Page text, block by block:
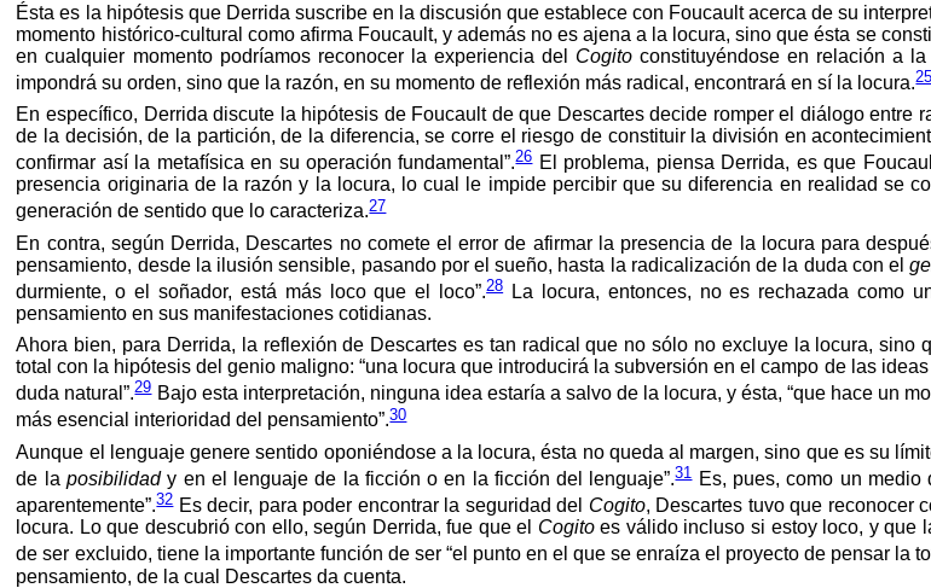
Ésta es la hipótesis que Derrida suscribe en la discusión que establece con Foucault acerca de su
momento histórico-cultural como afirma Foucault, y además no es ajena a la locura, sino que ésta se
en cualquier momento podríamos reconocer la experiencia del Cogitoconstituyéndose en relación a la
impondrá su orden, sino que la razón, en su momento de reflexión más radical, encontrará en sí la locura.25
En específico, Derrida discute la hipótesis de Foucault de que Descartes decide romper el diálogo entre
de la decisión, de la partición, de la diferencia, se corre el riesgo de constituir la división en
confirmar así la metafísica en su operación fundamental”.26El problema, piensa Derrida, es que
presencia originaria de la razón y la locura, lo cual le impide percibir que su diferencia en realidad se
generación de sentido que lo caracteriza.27
En contra, según Derrida, Descartes no comete el error de afirmar la presencia de la locura para
pensamiento, desde la ilusión sensible, pasando por el sueño, hasta la radicalización de la duda con el
durmiente, o el soñador, está más loco que el loco”.28La locura, entonces, no es rechazada como
pensamiento en sus manifestaciones cotidianas.
Ahora bien, para Derrida, la reflexión de Descartes es tan radical que no sólo no excluye la locura, sino
total con la hipótesis del genio maligno: “una locura que introducirá la subversión en el campo de las
duda natural”.29Bajo esta interpretación, ninguna idea estaría a salvo de la locura, y ésta, “que hace un
más esencial interioridad del pensamiento”.30
Aunque el lenguaje genere sentido oponiéndose a la locura, ésta no queda al margen, sino que es su
de la posibilidady en el lenguaje de la ficción o en la ficción del lenguaje”.31 Es, pues, como un medio
aparentemente”.32Es decir, para poder encontrar la seguridad del Cogito, Descartes tuvo que reconocer
locura. Lo que descubrió con ello, según Derrida, fue que el Cogitoes válido incluso si estoy loco, y que
de ser excluido, tiene la importante función de ser “el punto en el que se enraíza el proyecto de pensar la
pensamiento, de la cual Descartes da cuenta.